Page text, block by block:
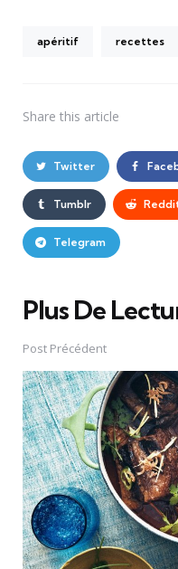
apéritif recettes
Share this article
Twitter
Tumblr
Telegram
Plus De
Post
navigation
Post Précédent